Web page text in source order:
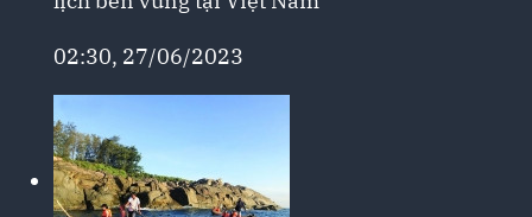
02:30, 27/06/2023